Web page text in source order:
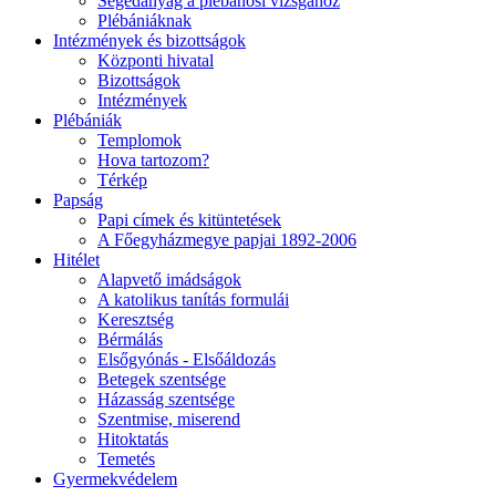
Plébániáknak
Intézmények és bizottságok
Központi hivatal
Bizottságok
Intézmények
Plébániák
Templomok
Hova tartozom?
Térkép
Papság
Papi címek és kitüntetések
A Főegyházmegye papjai 1892-2006
Hitélet
Alapvető imádságok
A katolikus tanítás formulái
Keresztség
Bérmálás
Elsőgyónás - Elsőáldozás
Betegek szentsége
Házasság szentsége
Szentmise, miserend
Hitoktatás
Temetés
Gyermekvédelem